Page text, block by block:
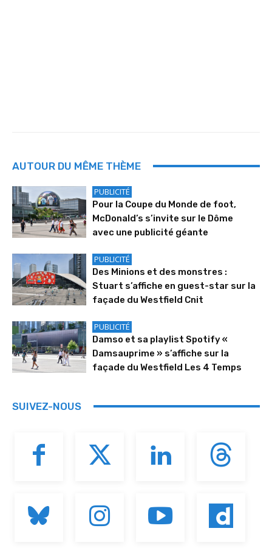
AUTOUR DU MÊME THÈME
PUBLICITÉ
Pour la Coupe du Monde de foot,
McDonald’s s’invite sur le Dôme
avec une publicité géante
PUBLICITÉ
Des Minions et des monstres :
Stuart s’affiche en guest-star sur la
façade du Westfield Cnit
PUBLICITÉ
Damso et sa playlist Spotify «
Damsauprime » s’affiche sur la
façade du Westfield Les 4 Temps
SUIVEZ-NOUS